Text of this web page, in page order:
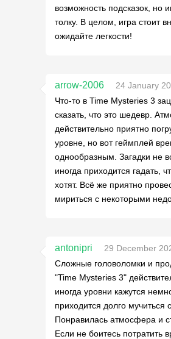
возможность подсказок, но
толку. В целом, игра стоит
ожидайте легкости!
arrow-2006
24 January
Что-то в Time Mysteries 3
сказать, что это шедевр.
действительно приятно
уровне, но вот геймплей
однообразным. Загадки не
иногда приходится гадать,
хотят. Всё же приятно
мириться с некоторыми
antonipri
29 December
Сложные головоломки и
"Time Mysteries 3"
иногда уровни кажутся
приходится долго мучиться
Понравилась атмосфера и
Если не боитесь потратить